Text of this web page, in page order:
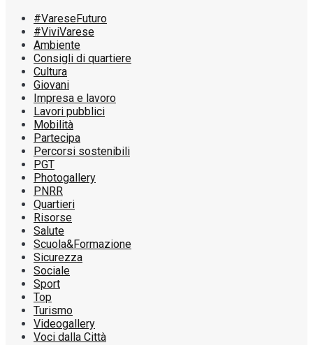
#VareseFuturo
#ViviVarese
Ambiente
Consigli di quartiere
Cultura
Giovani
Impresa e lavoro
Lavori pubblici
Mobilità
Partecipa
Percorsi sostenibili
PGT
Photogallery
PNRR
Quartieri
Risorse
Salute
Scuola&Formazione
Sicurezza
Sociale
Sport
Top
Turismo
Videogallery
Voci dalla Città